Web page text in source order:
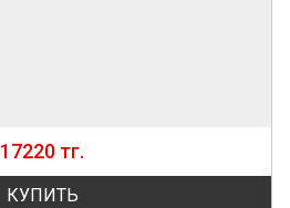
17220 тг.
КУПИТЬ